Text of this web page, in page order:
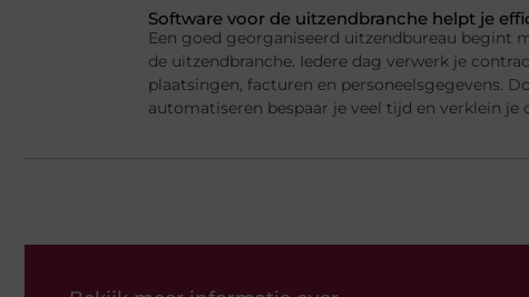
Software voor de uitzendbranche helpt je
Een goed georganiseerd uitzendbureau begint
de uitzendbranche. Iedere dag verwerk je
plaatsingen, facturen en personeelsgegevens.
automatiseren bespaar je veel tijd en verklein je